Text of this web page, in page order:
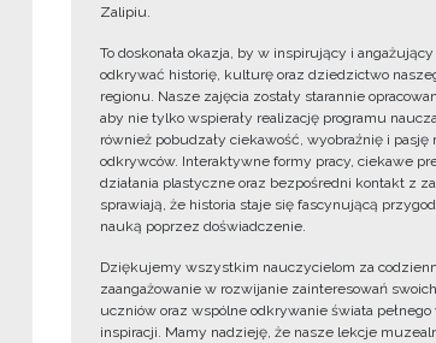
Zalipiu.
To doskonała okazja, by w inspirujący i angażujący
odkrywać historię, kulturę oraz dziedzictwo
regionu. Nasze zajęcia zostały starannie
aby nie tylko wspierały realizację programu
również pobudzały ciekawość, wyobraźnię i pasję
odkrywców. Interaktywne formy pracy, ciekawe
działania plastyczne oraz bezpośredni kontakt z
sprawiają, że historia staje się fascynującą
nauką poprzez doświadczenie.
Dziękujemy wszystkim nauczycielom za
zaangażowanie w rozwijanie zainteresowań swoich
uczniów oraz wspólne odkrywanie świata
inspiracji. Mamy nadzieję, że nasze lekcje